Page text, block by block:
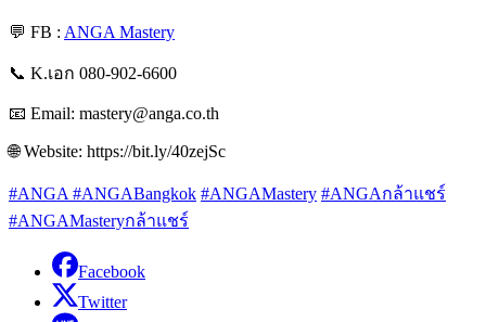
💬 FB : ANGA Mastery
📞 K.เอก 080-902-6600
📧 Email: mastery@anga.co.th
🌐 Website: https://bit.ly/40zejSc
#ANGA #ANGABangkok #ANGAMastery #ANGAกล้าแชร์
#ANGAMasteryกล้าแชร์
Facebook
Twitter